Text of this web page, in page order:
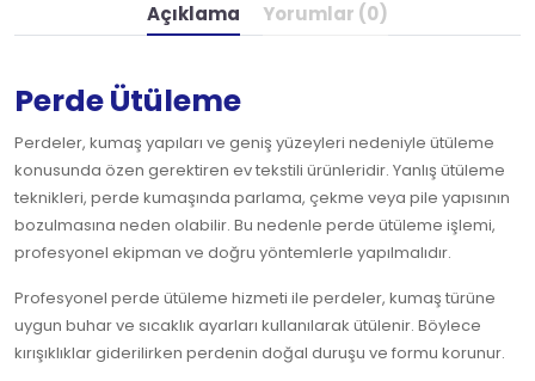
Açıklama Yorumlar (0)
Perde Ütüleme
Perdeler, kumaş yapıları ve geniş yüzeyleri nedeniyle ütüleme
konusunda özen gerektiren ev tekstili ürünleridir. Yanlış ütüleme
teknikleri, perde kumaşında parlama, çekme veya pile yapısının
bozulmasına neden olabilir. Bu nedenle perde ütüleme işlemi,
profesyonel ekipman ve doğru yöntemlerle yapılmalıdır.
Profesyonel perde ütüleme hizmeti ile perdeler, kumaş türüne
uygun buhar ve sıcaklık ayarları kullanılarak ütülenir. Böylece
kırışıklıklar giderilirken perdenin doğal duruşu ve formu korunur.